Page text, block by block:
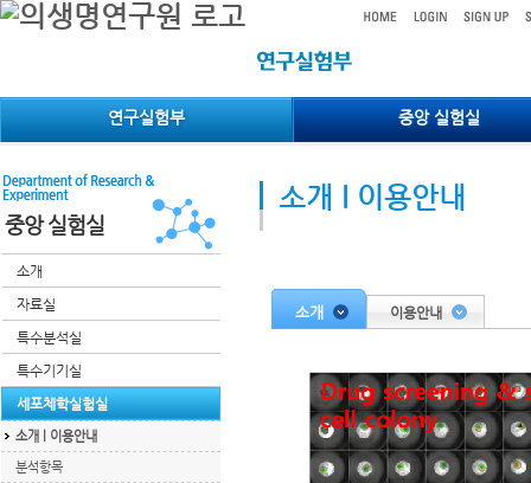
메인메뉴 바로가기
컨텐츠 바로가기
연구실험부 중앙 실험실
중앙 실험실
소개
자료실
특수분석실
특수기기실
세포체학실험실
소개 l 이용안내
분석항목
소개 l 이용안내
소개 이용안내